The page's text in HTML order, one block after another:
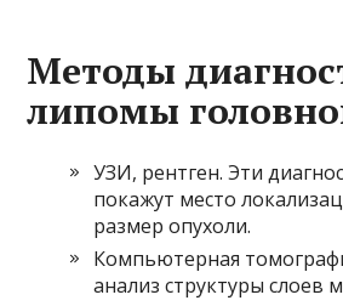
Методы
липомы
УЗИ, рентген. Эти
покажут место
размер опухоли.
Компьютерная
анализ структуры слоев